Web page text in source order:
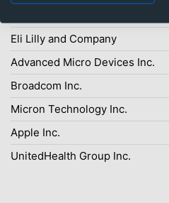
Eli Lilly and Company
Advanced Micro Devices Inc.
Broadcom Inc.
Micron Technology Inc.
Apple Inc.
UnitedHealth Group Inc.